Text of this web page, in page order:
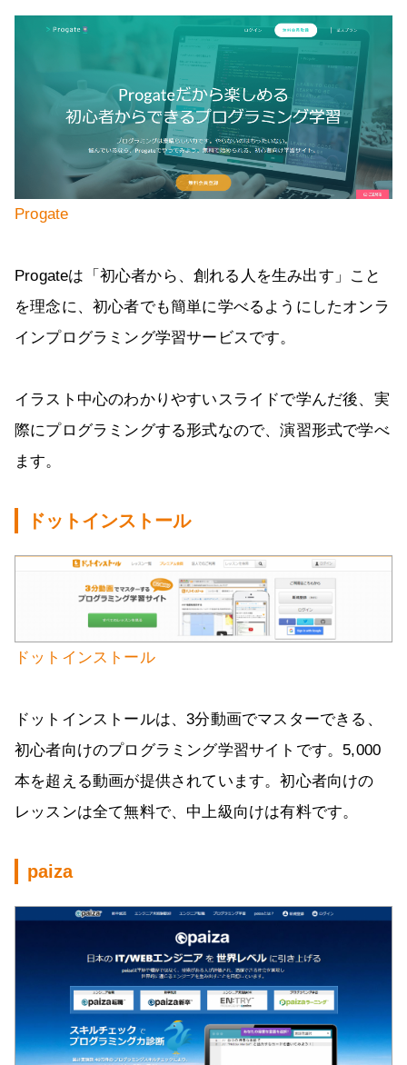
Progate
Progateは「初心者から、創れる人を生み出す」こと
を理念に、初心者でも簡単に学べるようにしたオンラ
インプログラミング学習サービスです。
イラスト中心のわかりやすいスライドで学んだ後、実
際にプログラミングする形式なので、演習形式で学べ
ます。
ドットインストール
ドットインストール
ドットインストールは、3分動画でマスターできる、
初心者向けのプログラミング学習サイトです。5,000
本を超える動画が提供されています。初心者向けの
レッスンは全て無料で、中上級向けは有料です。
paiza